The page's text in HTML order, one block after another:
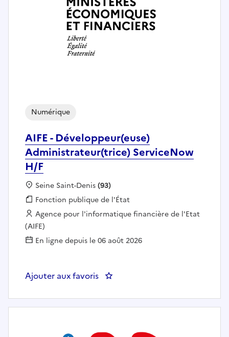
AIFE - Développeur(euse)
Administrateur(trice) ServiceNow
H/F
Numérique
Localisation :
Seine Saint-Denis(93)
Fonction publique :
Fonction publique de l'État
Employeur :
Agence pour l'informatique financière de l'Etat
(AIFE)
En ligne depuis le 06 août 2026
Ajouter aux favoris : AIFE - Développeur(euse)